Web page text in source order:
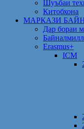
Шуъбаи
Китобхона
МАРКАЗИ
Дар бораи
Erasmus+
ICM